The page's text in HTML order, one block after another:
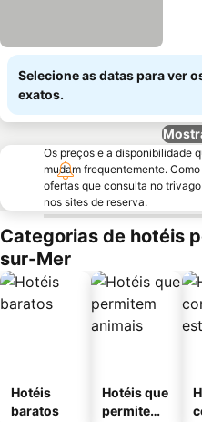
Selecione as datas para ver
exatos.
Os preços e a disponibilidade
mudam frequentemente.
ofertas que consulta no
nos sites de reserva.
Categorias de hotéis
sur-Mer
Hotéis
baratos
Hotéis que
permitem